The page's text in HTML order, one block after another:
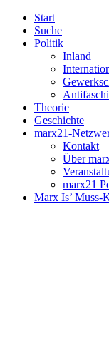
Start
Suche
Politik
Inland
Theorie
Geschichte
marx21-
Kontakt
Über
marx21
Marx Is’ Muss-